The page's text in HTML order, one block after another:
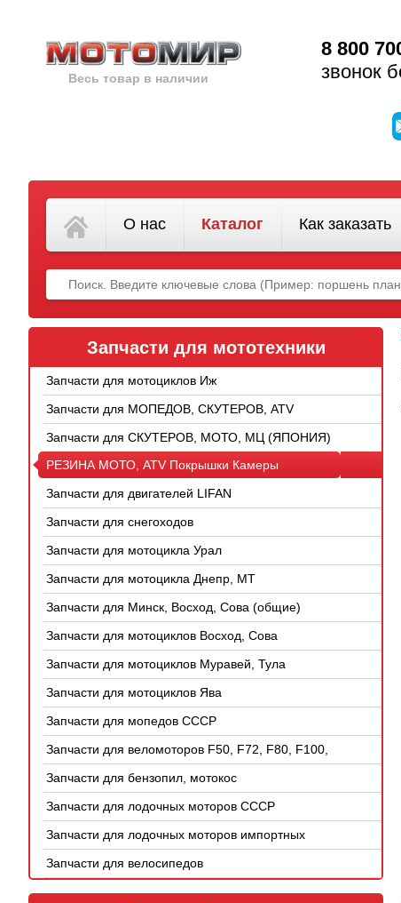
Весь товар в наличии
8 800
звонок
О нас Каталог Как заказать
Запчасти для мототехники
Запчасти для мотоциклов Иж
Запчасти для МОПЕДОВ, СКУТЕРОВ, ATV
(КИТАЙ)
Запчасти для СКУТЕРОВ, МОТО, МЦ (ЯПОНИЯ)
РЕЗИНА МОТО, ATV Покрышки Камеры
Запчасти для двигателей LIFAN
Запчасти для снегоходов
Запчасти для мотоцикла Урал
Запчасти для мотоцикла Днепр, МТ
Запчасти для Минск, Восход, Сова (общие)
Запчасти для мотоциклов Восход, Сова
Запчасти для мотоциклов Муравей, Тула
Запчасти для мотоциклов Ява
Запчасти для мопедов СССР
Запчасти для веломоторов F50, F72, F80, F100,
4Т
Запчасти для бензопил, мотокос
Запчасти для лодочных моторов СССР
Запчасти для лодочных моторов импортных
Запчасти для велосипедов